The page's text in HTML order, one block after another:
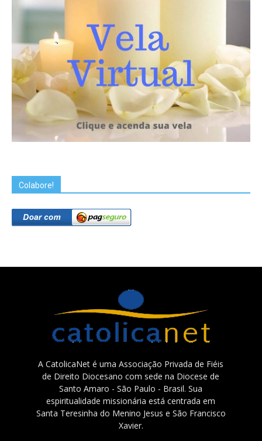
Colabore!
A CatolicaNet é uma Associação Privada de Fiéis
de Direito Diocesano com sede na Diocese de
Santo Amaro - São Paulo - Brasil. Sua
espiritualidade missionária está centrada em
Santa Teresinha do Menino Jesus e São Francisco
Xavier.